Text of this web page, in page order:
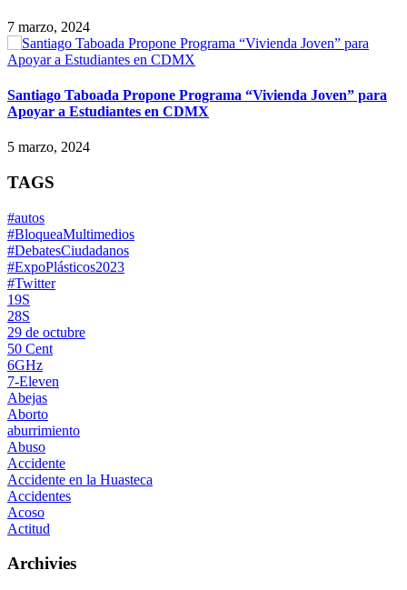
7 marzo, 2024
Santiago Taboada Propone Programa “Vivienda Joven” para
Apoyar a Estudiantes en CDMX
5 marzo, 2024
TAGS
#autos
#BloqueaMultimedios
#DebatesCiudadanos
#ExpoPlásticos2023
#Twitter
19S
28S
29 de octubre
50 Cent
6GHz
7-Eleven
Abejas
Aborto
aburrimiento
Abuso
Accidente
Accidente en la Huasteca
Accidentes
Acoso
Actitud
Archivies